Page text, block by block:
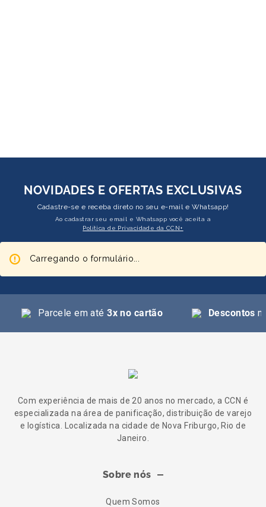
NOVIDADES E OFERTAS EXCLUSIVAS
Cadastre-se e receba direto no seu e-mail e Whatsapp!
Ao cadastrar seu email e Whatsapp você aceita a
Política de Privacidade da CCN+
Carregando o formulário...
Parcele em até3x no cartão Descontos
Com experiência de mais de 20 anos no mercado, a CCN é
especializada na área de panificação, distribuição de varejo
e logística. Localizada na cidade de Nova Friburgo, Rio de
Janeiro.
Sobre nós
Quem Somos